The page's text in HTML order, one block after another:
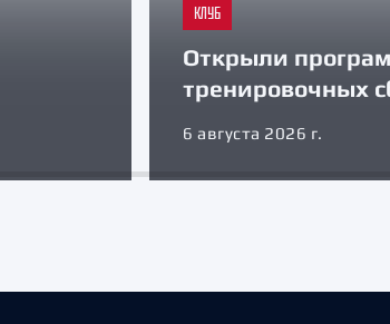
КЛУБ
Открыли
тренировочных
6 августа 2026 г.